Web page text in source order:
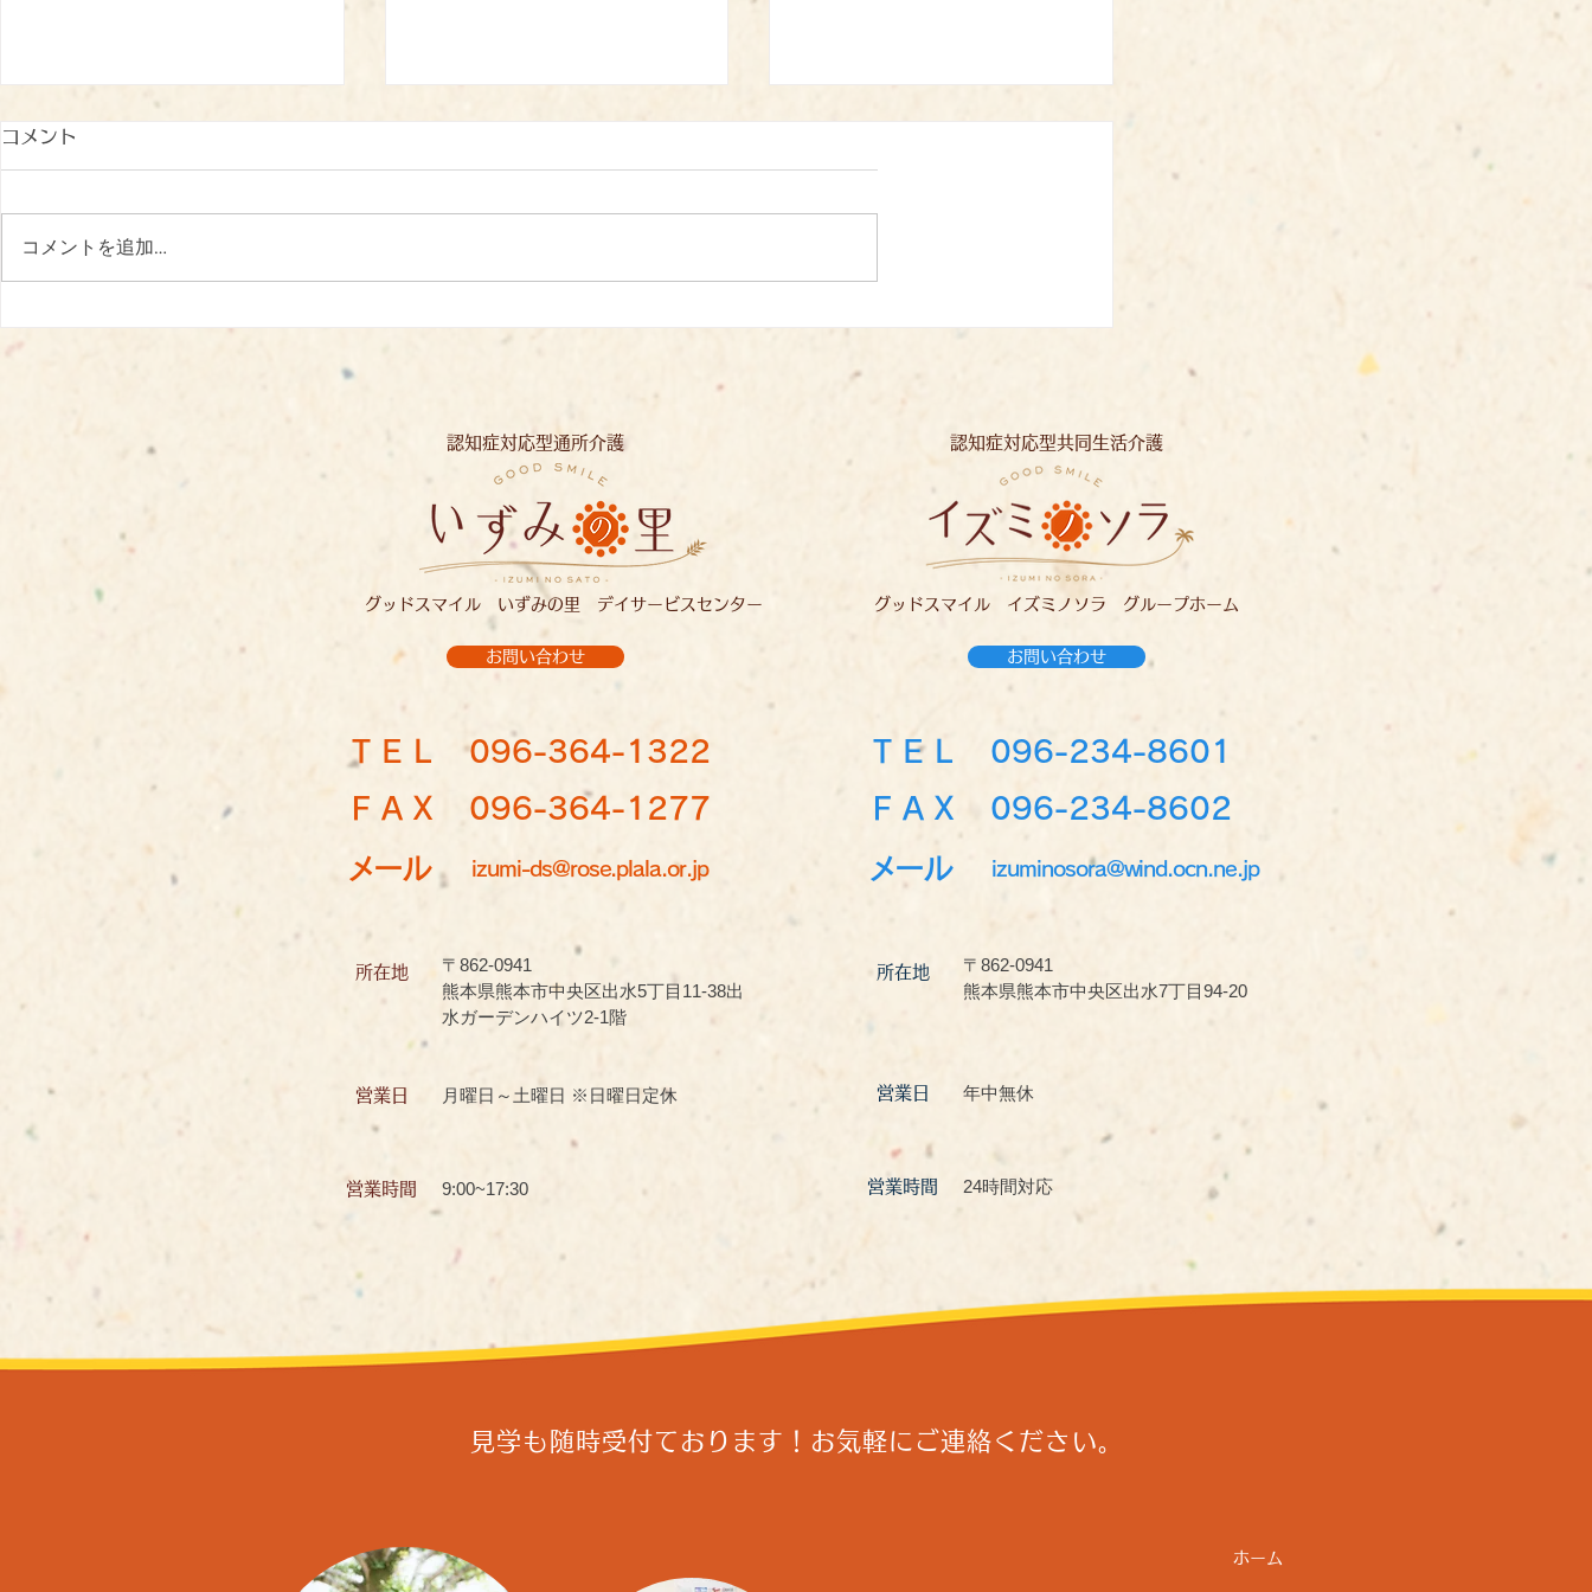
母の日：イズミノソラ
コメント
コメントを追加…
見学も随時受付ております！ ​お気軽にご連絡ください。
ホーム
認知症対応型通所介護
グッドスマイル いずみの里 デイサービスセンター
お問い合わせ
ＴＥＬ096-364-1322
ＦＡＸ 096-364-1277
メール
izumi-ds@rose.plala.or.jp
所在地
〒862-0941
熊本県熊本市中央区出水5丁目11-38出
水ガーデンハイツ2-1階
営業日 月曜日～土曜日 ※日曜日定休
営業時間 9:00~17:30
認知症対応型共同生活介護
グッドスマイル イズミノソラ グループホーム
お問い合わせ
ＴＥＬ 096-234-8601
ＦＡＸ 096-234-8602
メール
izuminosora@wind.ocn.ne.jp
所在地
〒862-0941
熊本県熊本市中央区出水7丁目94-20
営業日 年中無休
営業時間 24時間対応